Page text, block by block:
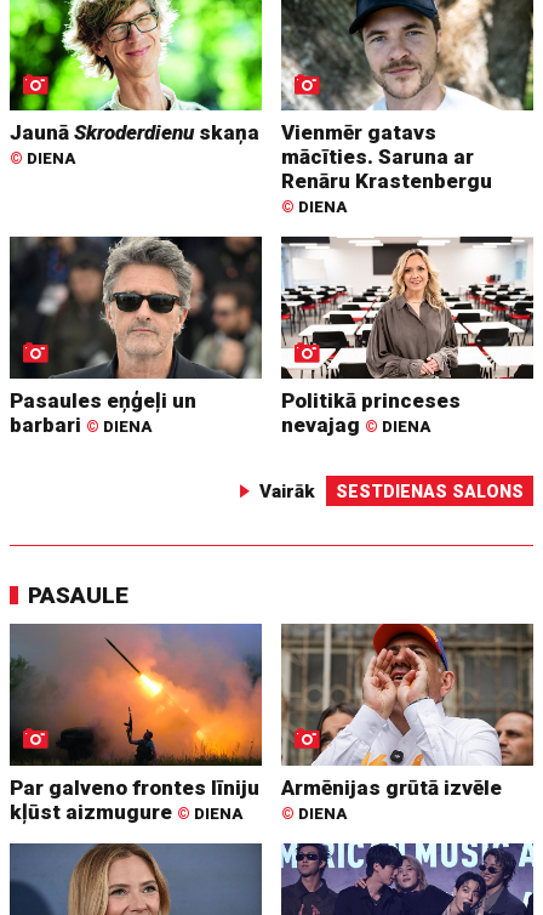
JaunāSkroderdienuskaņa
© DIENA
Vienmēr gatavs
mācīties. Saruna ar
Renāru Krastenbergu
© DIENA
Pasaules eņģeļi un
barbari © DIENA
Politikā princeses
nevajag © DIENA
Vairāk SESTDIENAS SALONS
PASAULE
Par galveno frontes līniju
kļūst aizmugure © DIENA
Armēnijas grūtā izvēle
© DIENA